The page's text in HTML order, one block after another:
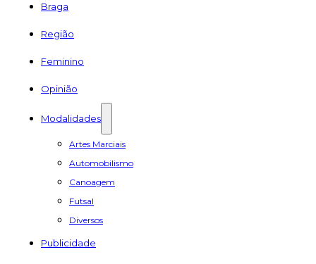
Braga
Região
Feminino
Opinião
Modalidades
Artes Marciais
Automobilismo
Canoagem
Futsal
Diversos
Publicidade